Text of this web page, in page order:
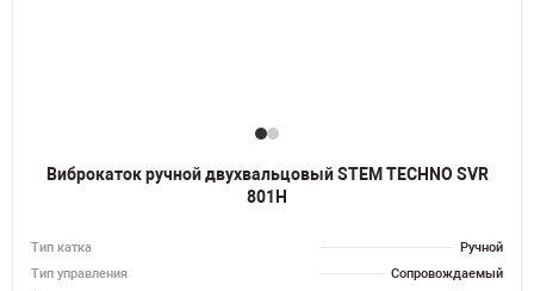
Виброкаток ручной двухвальцовый STEM TECHNO SVR
801H
Тип катка
Ручной
Тип управления
Сопровождаемый